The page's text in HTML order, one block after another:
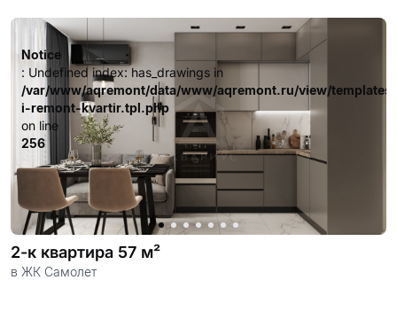
Notice
: Undefined index: has_drawings in
/var/www/aqremont/data/www/aqremont.ru/view/
i-remont-kvartir.tpl.php
on line
256
2-к квартира 57 м²
в ЖК Самолет